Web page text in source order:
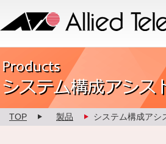
Product カスタマイズ
TOP 製品 システム構成アシ